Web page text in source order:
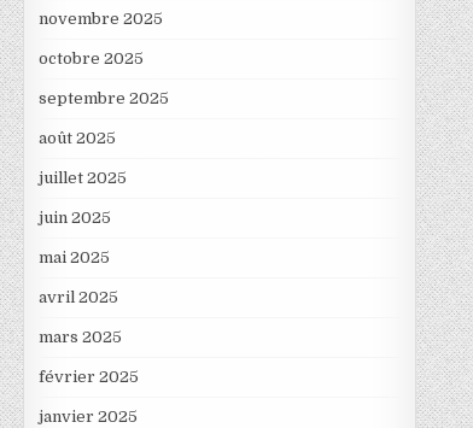
novembre 2025
octobre 2025
septembre 2025
août 2025
juillet 2025
juin 2025
mai 2025
avril 2025
mars 2025
février 2025
janvier 2025